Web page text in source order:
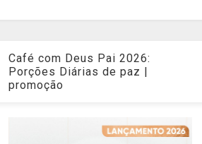
Café com Deus Pai 2026:
Porções Diárias de paz |
promoção